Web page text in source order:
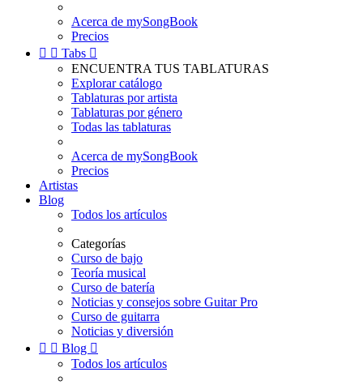
Acerca de mySongBook
Precios
  Tabs 
ENCUENTRA TUS TABLATURAS
Explorar catálogo
Tablaturas por artista
Tablaturas por género
Todas las tablaturas
Acerca de mySongBook
Precios
Artistas
Blog
Todos los artículos
Categorías
Curso de bajo
Teoría musical
Curso de batería
Noticias y consejos sobre Guitar Pro
Curso de guitarra
Noticias y diversión
  Blog 
Todos los artículos